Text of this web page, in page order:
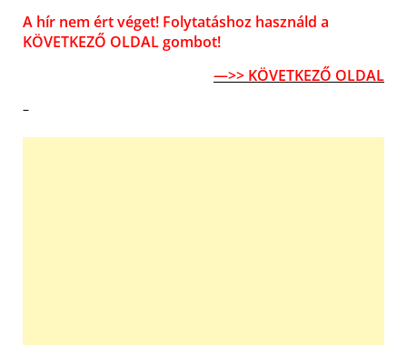
A hír nem ért véget! Folytatáshoz használd a
KÖVETKEZŐ OLDAL gombot!
—>> KÖVETKEZŐ OLDAL
–